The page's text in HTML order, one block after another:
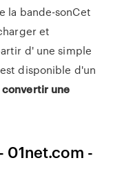
la bande-sonCet
et
d' une simple
disponible d'un
convertir une
01net.com -